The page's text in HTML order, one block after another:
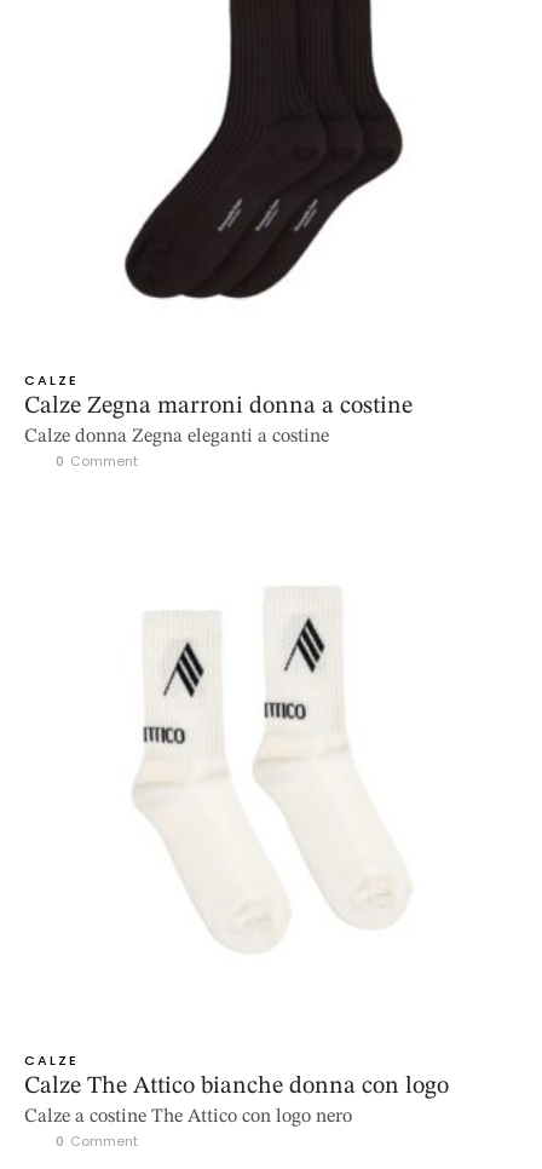
CALZE
Calze Zegna marroni donna a costine
Calze donna Zegna eleganti a costine
0 Comment
CALZE
Calze The Attico bianche donna con logo
Calze a costine The Attico con logo nero
0 Comment